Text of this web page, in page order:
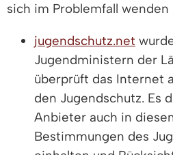
sich im Problemfall wenden
jugendschutz.net
Jugendministern der
überprüft das Internet
den Jugendschutz. Es
Anbieter auch in
Bestimmungen des